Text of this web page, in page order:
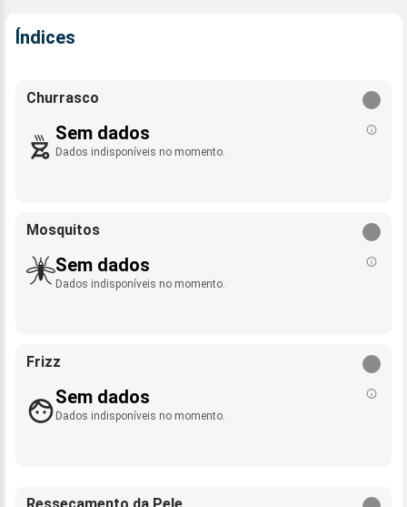
Índices
Churrasco
Sem dados
Dados indisponíveis no momento.
Mosquitos
Sem dados
Dados indisponíveis no momento.
Frizz
Sem dados
Dados indisponíveis no momento.